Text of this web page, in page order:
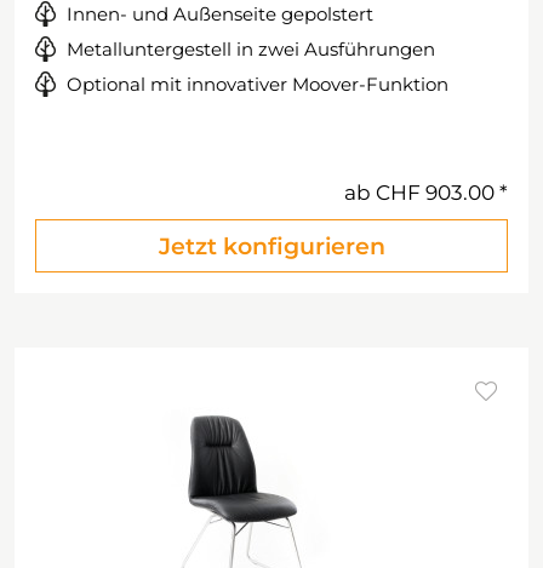
Innen- und Außenseite gepolstert
Metalluntergestell in zwei Ausführungen
Optional mit innovativer Moover-Funktion
ab CHF 903.00
Jetzt konfigurieren